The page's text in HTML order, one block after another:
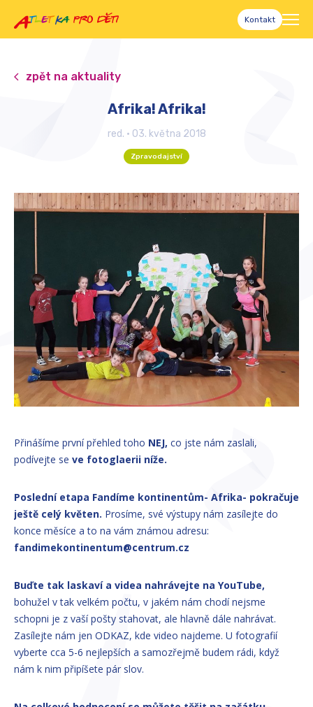
Kontakt
zpět na aktuality
Afrika! Afrika!
red. • 03. května 2018
Zpravodajství
Přinášíme první přehled toho NEJ, co jste nám zaslali,
podívejte se ve fotoglaerii níže.
Poslední etapa Fandíme kontinentům- Afrika- pokračuje
ještě celý květen. Prosíme, své výstupy nám zasílejte do
konce měsíce a to na vám známou adresu:
fandimekontinentum@centrum.cz
Buďte tak laskaví a videa nahrávejte na YouTube,
bohužel v tak velkém počtu, v jakém nám chodí nejsme
schopni je z vaší pošty stahovat, ale hlavně dále nahrávat.
Zasílejte nám jen ODKAZ, kde video najdeme. U fotografií
vyberte cca 5-6 nejlepších a samozřejmě budem rádi, když
nám k nim připíšete pár slov.